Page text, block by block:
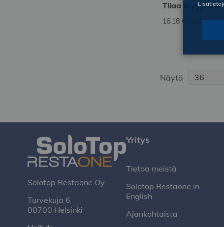
Tilaa myyjän
16,18 €
Näytä
Solotop Restaone Oy
Turvekuja 6
00700 Helsinki
Yritys
Tietoa meistä
Solotop Restaone in
English
Ajankohtaista